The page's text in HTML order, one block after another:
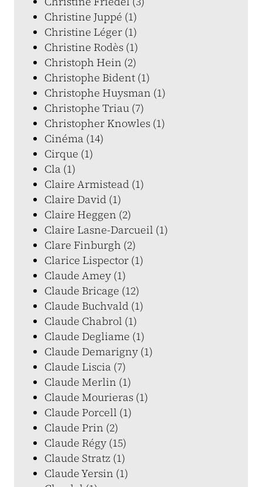
Christine Juppé (1)
Christine Léger (1)
Christine Rodès (1)
Christoph Hein (2)
Christophe Bident (1)
Christophe Huysman (1)
Christophe Triau (7)
Christopher Knowles (1)
Cinéma (14)
Cirque (1)
Cla (1)
Claire Armistead (1)
Claire David (1)
Claire Heggen (2)
Claire Lasne-Darcueil (1)
Clare Finburgh (2)
Clarice Lispector (1)
Claude Amey (1)
Claude Bricage (12)
Claude Buchvald (1)
Claude Chabrol (1)
Claude Degliame (1)
Claude Demarigny (1)
Claude Liscia (7)
Claude Merlin (1)
Claude Mourieras (1)
Claude Porcell (1)
Claude Prin (2)
Claude Régy (15)
Claude Stratz (1)
Claude Yersin (1)